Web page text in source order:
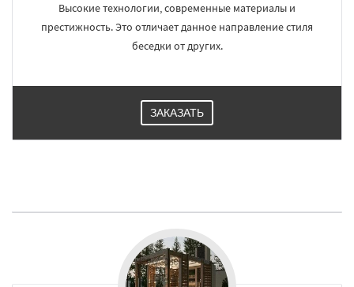
Высокие технологии, современные материалы и
престижность. Это отличает данное направление стиля
беседки от других.
ЗАКАЗАТЬ